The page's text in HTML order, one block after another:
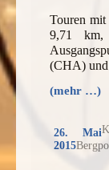
Touren
9,71
(CHA) und
(mehr …)
26. Mai
2015